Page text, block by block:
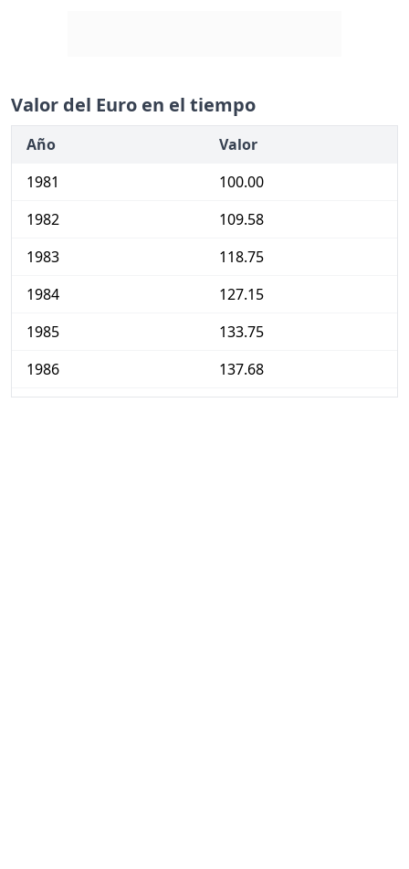
Valor del Euro en el tiempo
Año
Valor
1981
100.00
1982
109.58
1983
118.75
1984
127.15
1985
133.75
1986
137.68